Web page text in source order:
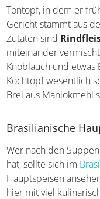
Tontopf, in dem er
Gericht stammt aus
Zutaten sind
miteinander
Knoblauch und etwas
im Kochtopf
ein Brei aus
Brasilianische
Wer nach den
Magen hat, sollte sich
reichhaltigen
die Landesküche hier